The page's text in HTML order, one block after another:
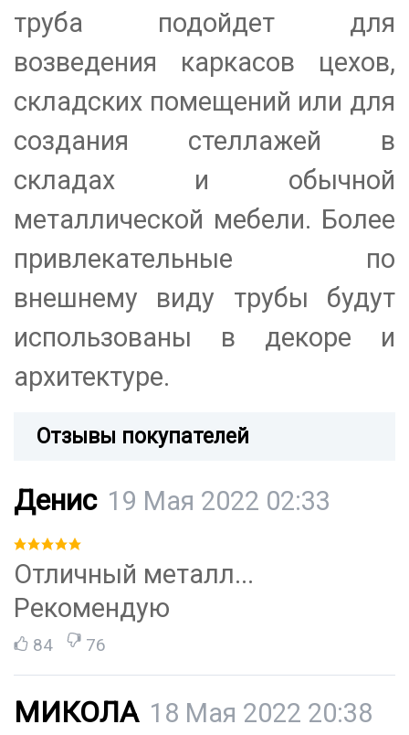
труба подойдет для
возведения каркасов цехов,
складских помещений или для
создания стеллажей в
складах и обычной
металлической мебели. Более
привлекательные по
внешнему виду трубы будут
использованы в декоре и
архитектуре.
Отзывы покупателей
Денис 19 Мая 2022 02:33
Отличный металл...
Рекомендую
84 76
МИКОЛА 18 Мая 2022 20:38